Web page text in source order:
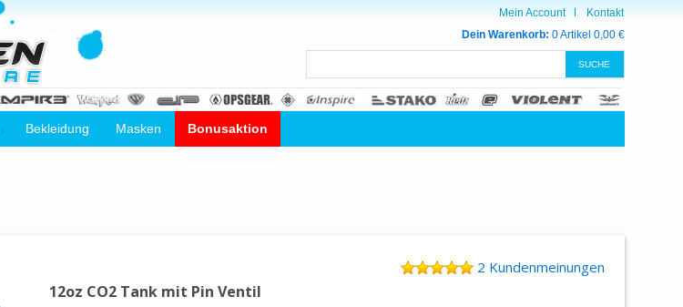
Mein Account
Kontakt
Dein Warenkorb: 0 Artikel 0,00 €
Bekleidung Masken Bonusaktion
2 Kundenmeinungen
12oz CO2 Tank mit Pin Ventil